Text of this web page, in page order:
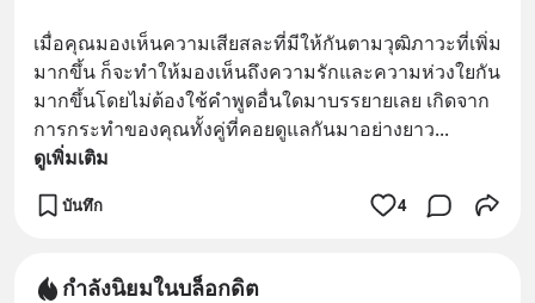
เมื่อคุณมองเห็นความเสียสละที่มีให้กันตามวุฒิภาวะที่เพิ่ม
มากขึ้น ก็จะทำให้มองเห็นถึงความรักและความห่วงใยกัน
มากขึ้นโดยไม่ต้องใช้คำพูดอื่นใดมาบรรยายเลย เกิดจาก
การกระทำของคุณทั้งคู่ที่คอยดูแลกันมาอย่างยาว...
ดูเพิ่มเติม
บันทึก 4
กำลังนิยมในบล็อกดิต